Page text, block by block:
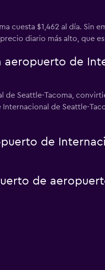
cuesta $1,462 al día. Sin
diario más alto, que es
de
de Seattle-Tacoma,
de Seattle-
de
de